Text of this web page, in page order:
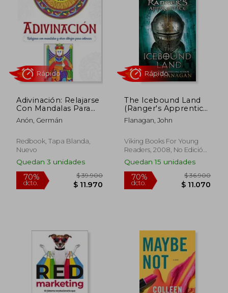
dcto. $ 19.470 dcto.
Adivinación: Relajarse
Con Mandalas Para
Colorear
Anón, Germán
Redbook, Tapa Blanda,
Nuevo
Quedan 3 unidades
70%
dcto. $ 11.970
Rápido
The Icebound Land
(Ranger's Apprentice,
Book 3) (en Inglés)
Flanagan, John
Viking Books For Young
Readers, 2008, No Edición,
Tapa Blanda, Nuevo
Quedan 15 unidades
70%
dcto.
Rápido